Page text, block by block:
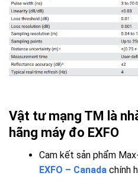
Vật tư mạng TM là
hãng máy đo EXFO
Cam kết sản phẩm
EXFO – Canadachính